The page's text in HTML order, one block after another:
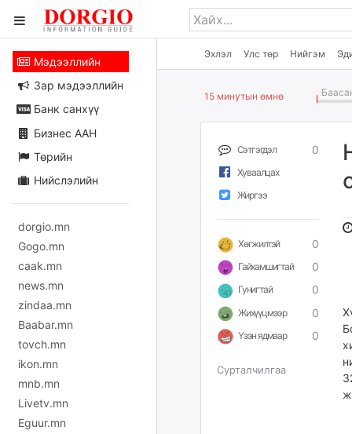
Эхлэл Улс төр Нийгэм
Мэдээллийн
Зар мэдээллийн
Банк санхүү
Бизнес ААН
Төрийн
Нийслэлийн
dorgio.mn
Gogo.mn
caak.mn
news.mn
zindaa.mn
Baabar.mn
tovch.mn
ikon.mn
mnb.mn
Livetv.mn
Eguur.mn
15 минутын өмнө
Сэтгэгдэл 0
Хуваалцах
Жиргээ
Хөгжилтэй 0
Гайхамшигтай 0
Гунигтай 0
Жихүүцмээр 0
Үзэн ядмаар 0
Сурталчилгаа